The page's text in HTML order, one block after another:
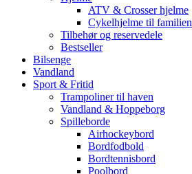
ATV & Crosser hjelme
Cykelhjelme til familien
Tilbehør og reservedele
Bestseller
Bilsenge
Vandland
Sport & Fritid
Trampoliner til haven
Vandland & Hoppeborg
Spilleborde
Airhockeybord
Bordfodbold
Bordtennisbord
Poolbord